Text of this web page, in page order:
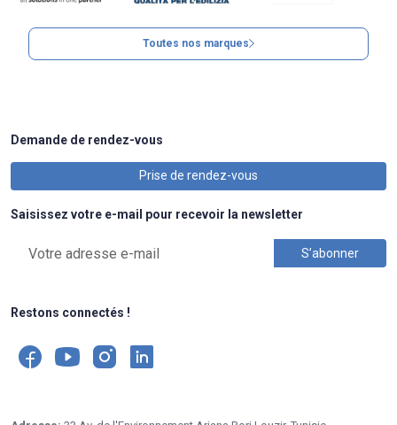
Toutes nos marques
Demande de rendez-vous
Prise de rendez-vous
Saisissez votre e-mail pour recevoir la newsletter
Restons connectés !